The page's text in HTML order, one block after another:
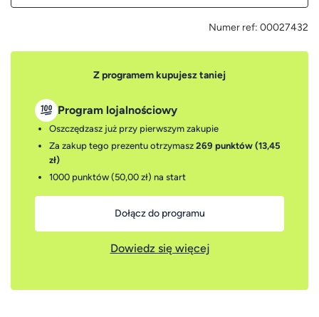
Numer ref: 00027432
Z programem kupujesz taniej
Program lojalnościowy
Oszczędzasz już przy pierwszym zakupie
Za zakup tego prezentu otrzymasz 269 punktów (13,45
zł)
1000 punktów (50,00 zł) na start
Dołącz do programu
Dowiedz się więcej